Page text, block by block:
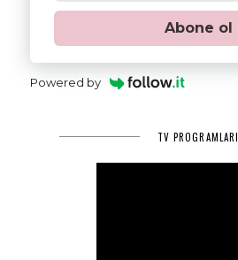
Abone ol
Powered by
TV PROGRAMLARI